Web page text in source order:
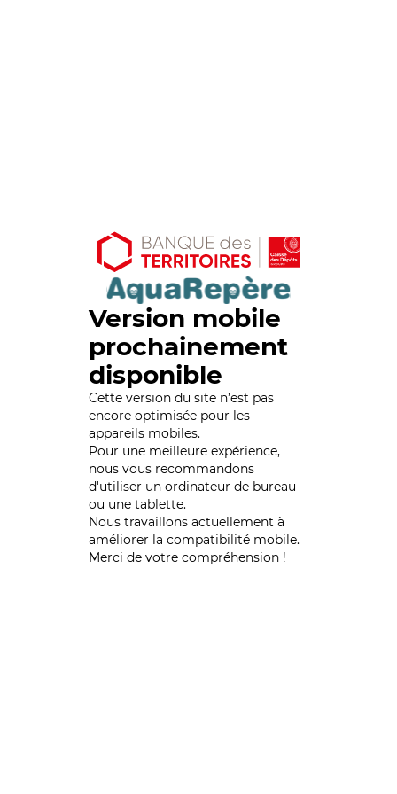
Version mobile
prochainement
disponible
Cette version du site n’est pas
encore optimisée pour les
appareils mobiles.
Pour une meilleure expérience,
nous vous recommandons
d'utiliser un ordinateur de bureau
ou une tablette.
Nous travaillons actuellement à
améliorer la compatibilité mobile.
Merci de votre compréhension !